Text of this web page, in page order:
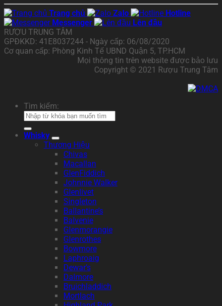
Trang chủ
Zalo
Hotline
Messenger
Lên đầu
RƯỢU TRUNG TÂM
GPĐKKD: 41E8037244 - Ngày cấp: 06/08/2020
Cơ quan cấp: Phòng Kinh Tế UBND Quận 5, TP.HCM
Mọi thông tin trên website được bảo lưu
Copyright © 2021 Rượu Trung Tâm
Tìm kiếm:
Whisky
Thương Hiệu
Chivas
Macallan
GlenFiddich
Johnnie Walker
Glenlivet
Singleton
Ballantine’s
Balvenie
Glenmorangie
Glenrothes
Bowmore
Laphroaig
Dewar’s
Dalmore
Bruichladdich
Mortlach